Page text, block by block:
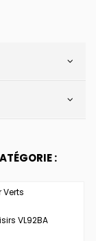
:
VL92BA